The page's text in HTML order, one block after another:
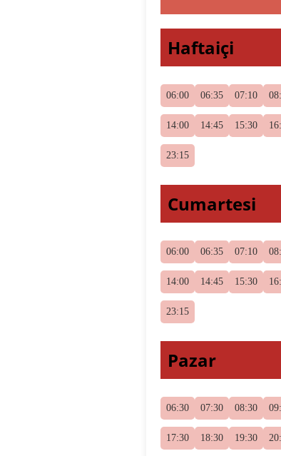
Haftaiçi
06:00 06:35 07:10
14:00 14:45 15:30
23:15
Cumartesi
06:00 06:35 07:10
14:00 14:45 15:30
23:15
Pazar
06:30 07:30 08:30
17:30 18:30 19:30